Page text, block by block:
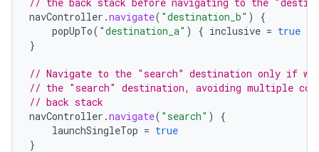
navController .navigate( "destination_b" )
{
popUpTo( "destination_a" ) { inclusive = true
}
// Navigate to the "search” destination only if
// the "search" destination, avoiding multiple
// back stack
navController .navigate( "search" )
{
launchSingleTop = true
}